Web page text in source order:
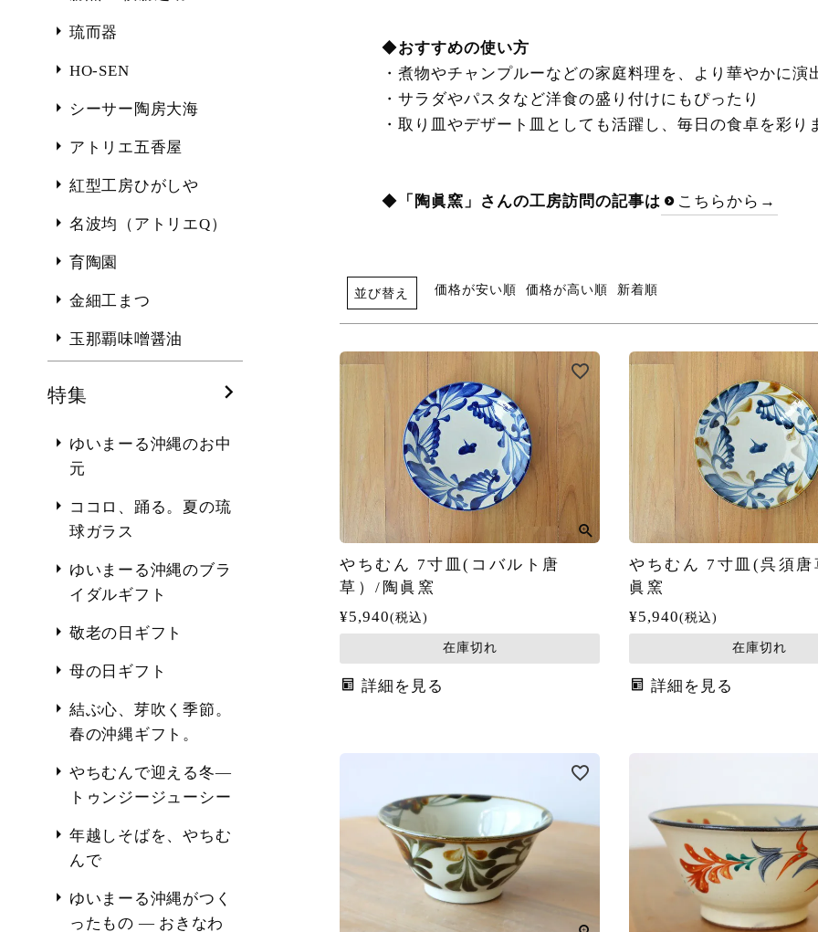
琉而器
HO-SEN
シーサー陶房大海
アトリエ五香屋
紅型工房ひがしや
名波均（アトリエQ）
育陶園
金細工まつ
玉那覇味噌醤油
特集
ゆいまーる沖縄のお中
元
ココロ、踊る。夏の琉
球ガラス
ゆいまーる沖縄のブラ
イダルギフト
敬老の日ギフト
母の日ギフト
結ぶ心、芽吹く季節。
春の沖縄ギフト。
やちむんで迎える冬―
トゥンジージューシー
年越しそばを、やちむ
んで
ゆいまーる沖縄がつく
ったもの ― おきなわ
◆おすすめの使い方
・煮物やチャンプルーなどの家庭料理を、より華やかに演
・サラダやパスタなど洋食の盛り付けにもぴったり
・取り皿やデザート皿としても活躍し、毎日の食卓を彩り
◆ 「陶眞窯」さんの工房訪問の記事は こちらから→
並び替え 価格が安い順 価格が高い順 新着順
やちむん 7寸皿(コバルト唐
草）/陶眞窯
¥5,940 税込
在庫切れ
詳細を見る
やちむん 7寸皿(呉須
眞窯
¥5,940 税込
在庫切れ
詳細を見る